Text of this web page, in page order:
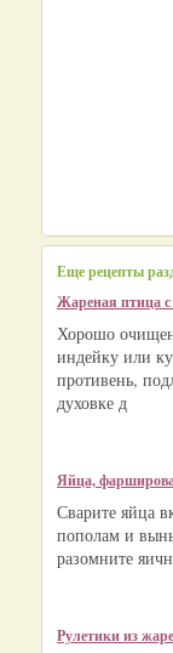
Еще рецепты
Жареная птица с
Хорошо
индейку или
противень,
духовке д
Яйца,
Сварите яйца
пополам и
разомните
Рулетики из